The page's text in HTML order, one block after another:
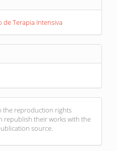
de Terapia Intensiva
the reproduction rights
republish their works with the
source.